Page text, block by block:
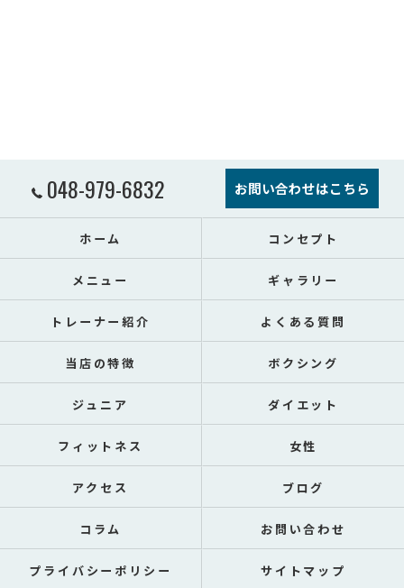
048-979-6832 お問い合わせはこちら
ホーム コンセプト
メニュー ギャラリー
トレーナー紹介 よくある質問
当店の特徴 ボクシング
ジュニア ダイエット
フィットネス 女性
アクセス ブログ
コラム お問い合わせ
プライバシーポリシー サイトマップ